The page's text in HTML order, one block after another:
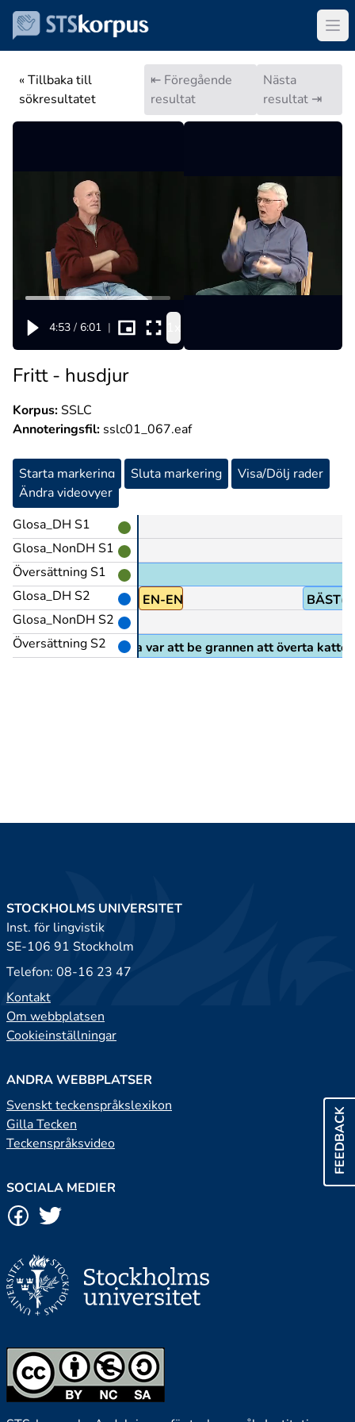
« Tillbaka till
sökresultatet
⇤ Föregående
resultat
Nästa
resultat ⇥
4:53 / 6:01 |
Fritt - husdjur
Korpus:SSLC
Annoteringsfil: sslc01_067.eaf
Starta markering Sluta markering
Visa/Dölj rader
Ändra videovyer
Glosa_DH S1
Glosa_NonDH S1
Översättning S1
Glosa_DH S2
Glosa_NonDH S2
Översättning S2
EN-ENDA
Det absolut bästa var att be grannen att överta
FEEDBACK
STOCKHOLMS UNIVERSITET
Inst. för lingvistik
SE-106 91 Stockholm
Telefon: 08-16 23 47
Kontakt
Om webbplatsen
Cookieinställningar
ANDRA WEBBPLATSER
Svenskt teckenspråkslexikon
Gilla Tecken
Teckenspråksvideo
SOCIALA MEDIER